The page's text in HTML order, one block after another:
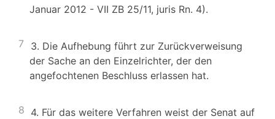
Januar 2012 - VII ZB 25/11, juris Rn. 4).
7
3. Die Aufhebung führt zur Zurückverweisung
der Sache an den Einzelrichter, der den
angefochtenen Beschluss erlassen hat.
8 4. Für das weitere Verfahren weist der Senat auf